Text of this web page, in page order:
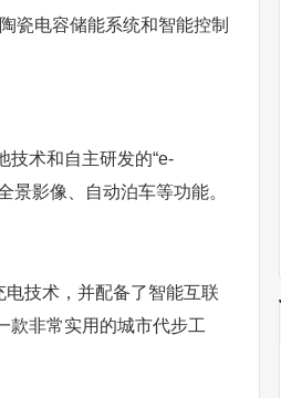
瓷电容储能系统和智能控制
技术和自主研发的“e-
景影像、自动泊车等功能。
技术，并配备了智能互联
款非常实用的城市代步工